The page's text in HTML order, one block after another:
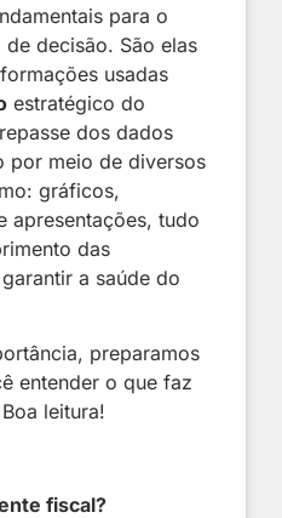
para o
decisão. São elas
usadas
estratégico do
dos dados
por meio de diversos
gráficos,
apresentações, tudo
das
a saúde do
preparamos
entender o que faz
leitura!
fiscal?